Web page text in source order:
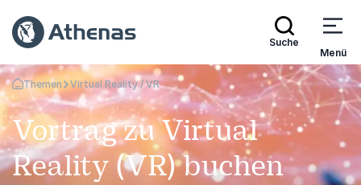
Suche
Menü
Zurück zur Startseite
Themen Virtual Reality / VR
Vortrag zu Virtual
Reality (VR) buchen